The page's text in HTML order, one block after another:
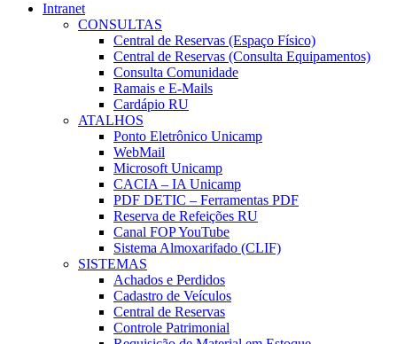
Intranet
CONSULTAS
Central de Reservas (Espaço Físico)
Central de Reservas (Consulta Equipamentos)
Consulta Comunidade
Ramais e E-Mails
Cardápio RU
ATALHOS
Ponto Eletrônico Unicamp
WebMail
Microsoft Unicamp
CACIA – IA Unicamp
PDF DETIC – Ferramentas PDF
Reserva de Refeições RU
Canal FOP YouTube
Sistema Almoxarifado (CLIF)
SISTEMAS
Achados e Perdidos
Cadastro de Veículos
Central de Reservas
Controle Patrimonial